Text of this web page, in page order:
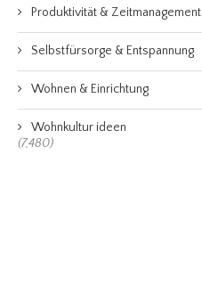
Produktivität & Zeitmanagement
Selbstfürsorge & Entspannung
Wohnen & Einrichtung
Wohnkultur ideen
(7,480)